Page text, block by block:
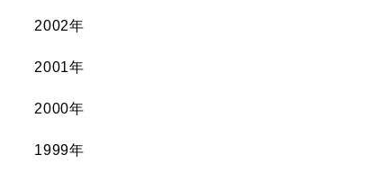
2002年
2001年
2000年
1999年